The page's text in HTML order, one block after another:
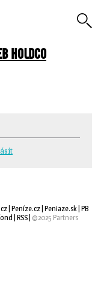
HOLDCO
| Peníze.cz| Peniaze.sk| PB
| RSS| ©2025 Partners